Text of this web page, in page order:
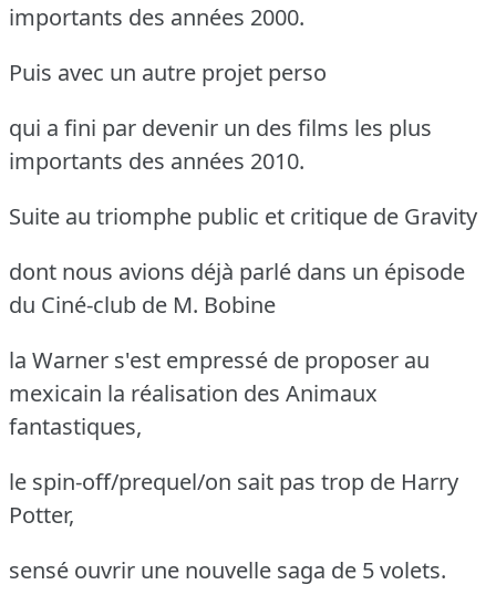
importants des années 2000.
Puis avec un autre projet perso
qui a fini par devenir un des films les plus
importants des années 2010.
Suite au triomphe public et critique de Gravity
dont nous avions déjà parlé dans un épisode
du Ciné-club de M. Bobine
la Warner s'est empressé de proposer au
mexicain la réalisation des Animaux
fantastiques,
le spin-off/prequel/on sait pas trop de Harry
Potter,
sensé ouvrir une nouvelle saga de 5 volets.